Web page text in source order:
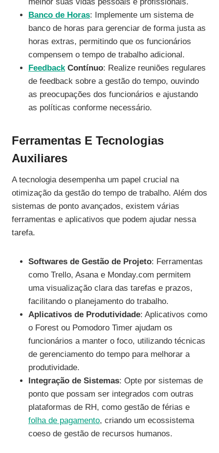
Banco de Horas: Implemente um sistema de
banco de horas para gerenciar de forma justa as
horas extras, permitindo que os funcionários
compensem o tempo de trabalho adicional.
FeedbackContínuo: Realize reuniões regulares
de feedback sobre a gestão do tempo, ouvindo
as preocupações dos funcionários e ajustando
as políticas conforme necessário.
Ferramentas E Tecnologias
Auxiliares
A tecnologia desempenha um papel crucial na
otimização da gestão do tempo de trabalho. Além dos
sistemas de ponto avançados, existem várias
ferramentas e aplicativos que podem ajudar nessa
tarefa.
Softwares de Gestão de Projeto: Ferramentas
como Trello, Asana e Monday.com permitem
uma visualização clara das tarefas e prazos,
facilitando o planejamento do trabalho.
Aplicativos de Produtividade: Aplicativos como
o Forest ou Pomodoro Timer ajudam os
funcionários a manter o foco, utilizando técnicas
de gerenciamento do tempo para melhorar a
produtividade.
Integração de Sistemas: Opte por sistemas de
ponto que possam ser integrados com outras
plataformas de RH, como gestão de férias e
folha de pagamento, criando um ecossistema
coeso de gestão de recursos humanos.